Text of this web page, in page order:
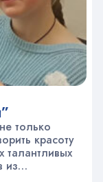
только
красоту
из